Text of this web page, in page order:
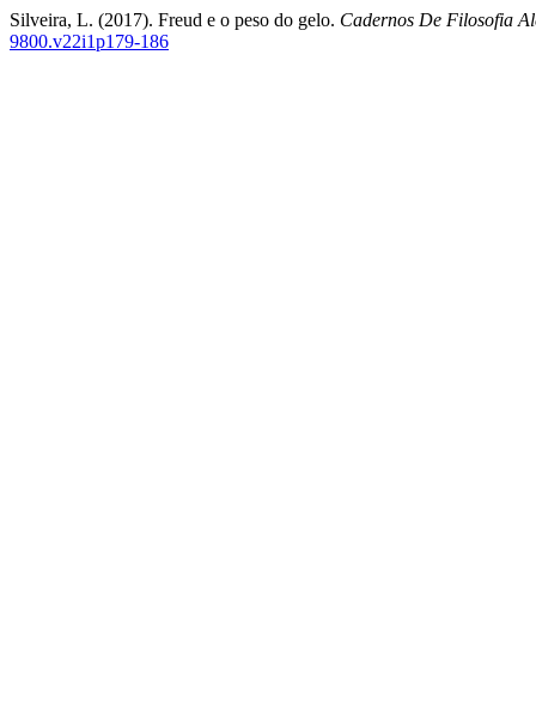
Silveira, L. (2017). Freud e o peso do gelo. Cadernos De Filosofia
9800.v22i1p179-186